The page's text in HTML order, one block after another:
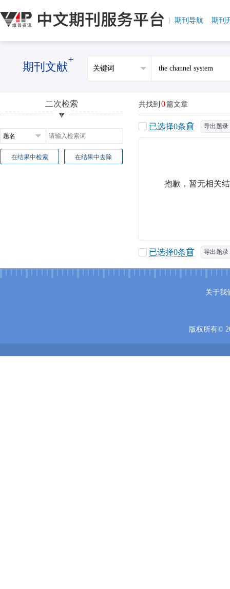
期刊导航 期刊
期刊文献
+
二次检索
在结果中检索 在结果中去除
共找到 0篇文章
已选择0条 导出题录
抱歉，暂无相关
已选择0条 导出题录
关于我
版权所有©